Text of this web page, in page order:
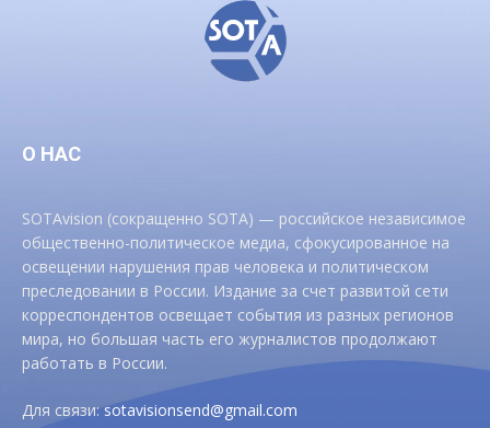
О НАС
SOTAvision (сокращенно SOTA) — российское независимое
общественно-политическое медиа, сфокусированное на
освещении нарушения прав человека и политическом
преследовании в России. Издание за счет развитой сети
корреспондентов освещает события из разных регионов
мира, но большая часть его журналистов продолжают
работать в России.
Для связи:sotavisionsend@gmail.com